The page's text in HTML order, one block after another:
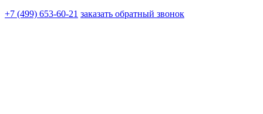
+7 (499) 653-60-21 заказать обратный звонок